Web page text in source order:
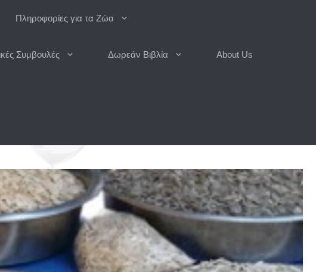
Πληροφορίες για τα Ζώα
Συμβουλές Δωρεάν Βιβλία About Us